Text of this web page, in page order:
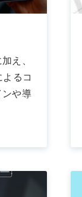
え、
るコ
ンや導